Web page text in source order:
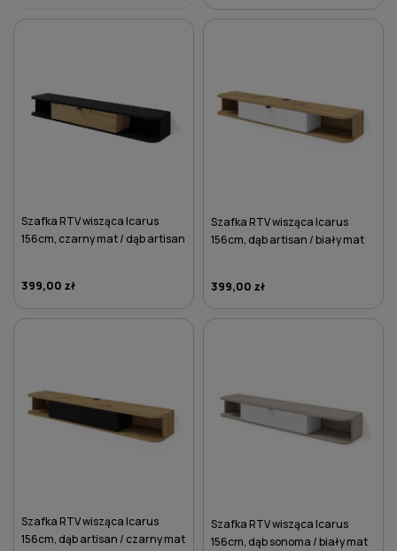
Szafka RTV wisząca Icarus
156cm, czarny mat / dąb artisan
399,00 zł
Szafka RTV wisząca Icarus
156cm, dąb artisan / biały mat
399,00 zł
Szafka RTV wisząca Icarus
156cm, dąb artisan / czarny mat
Szafka RTV wisząca Icarus
156cm, dąb sonoma / biały mat